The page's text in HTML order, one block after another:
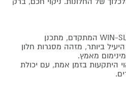
באמצעות אלגוריתם 4.0 WIN-SLAM המתקדם, מתכנן
ביותר, מזהה מסגרות חלון
מאמץ.
היתקעות בזמן אמת, עם יכולת